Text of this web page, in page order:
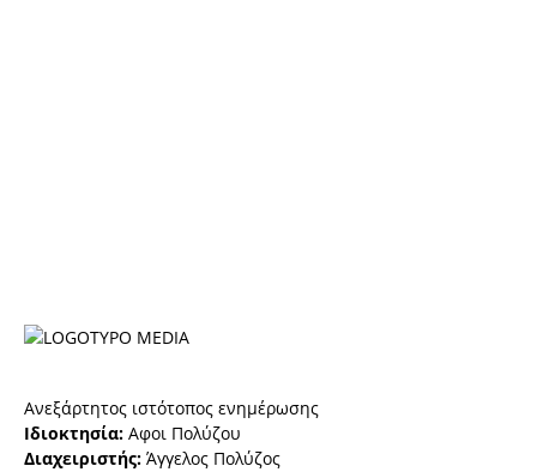
Ανεξάρτητος ιστότοπος ενημέρωσης
Ιδιοκτησία: Αφοι Πολύζου
Διαχειριστής: Άγγελος Πολύζος